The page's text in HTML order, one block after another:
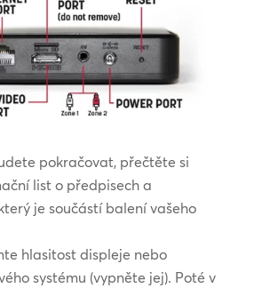
pokračovat, přečtěte si
list o předpisech a
je součástí balení vašeho
hlasitost displeje nebo
systému (vypněte jej). Poté v